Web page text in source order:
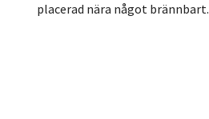
placerad nära något brännbart.